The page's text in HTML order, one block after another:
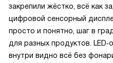
закрепили жёстко, всё как
цифровой сенсорный
просто и понятно, шаг в
для разных продуктов.
внутри видно всё без